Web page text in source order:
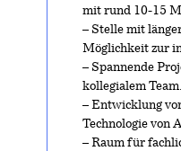
mit rund 10-15
– Stelle mit
Möglichkeit zur
– Spannende
kollegialem Team.
– Entwicklung
Technologie von
– Raum für